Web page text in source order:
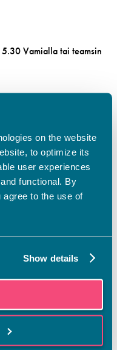
on the website
to optimize its
user experiences
functional. By
to the use of
Show details
Vamialla tai teamsin